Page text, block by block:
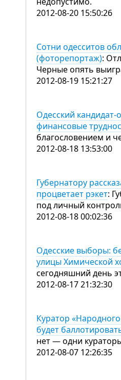
2012-08-20 15:50:26
Сотни одесситов
(фоторепортаж):
Черные опять
2012-08-19 15:21:27
Одесский
финансовые
благословением и
2012-08-18 13:53:00
Губернатору
процветает рэкет:
под личный
2012-08-18 00:02:36
Одесские выборы:
улицы Химической
сегодняшний день
2012-08-17 21:32:30
Куратор
будет
нет — одни
2012-08-07 12:26:35